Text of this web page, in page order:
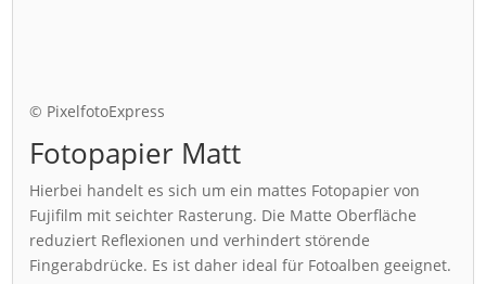
© PixelfotoExpress
Fotopapier Matt
Hierbei handelt es sich um ein mattes Fotopapier von
Fujifilm mit seichter Rasterung. Die Matte Oberfläche
reduziert Reflexionen und verhindert störende
Fingerabdrücke. Es ist daher ideal für Fotoalben geeignet.